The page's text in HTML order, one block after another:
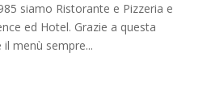
siamo Ristorante e Pizzeria e
ed Hotel. Grazie a questa
menù sempre...